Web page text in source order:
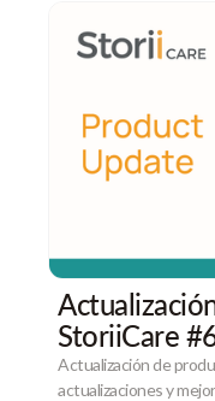
StoriiCare
Actualización de
actualizaciones y